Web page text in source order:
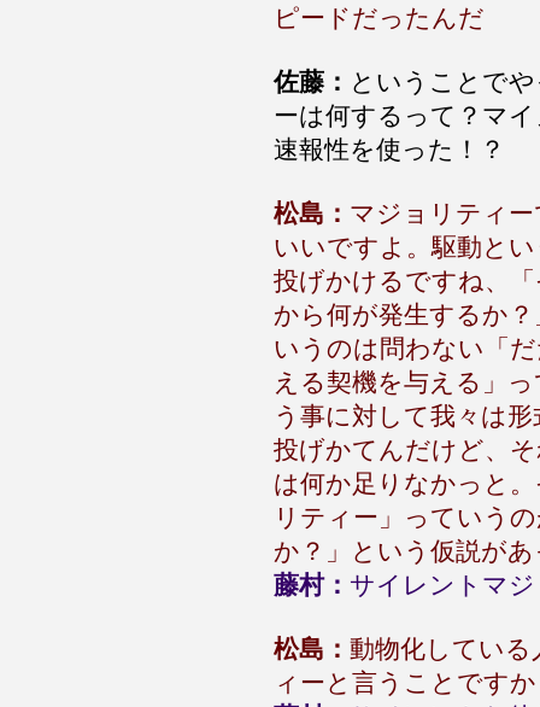
ピードだったんだ
佐藤： ということで
ーは何するって？マ
速報性を使った！？
松島： マジョリティ
いいですよ。駆動と
投げかけるですね、
から何が発生するか？
いうのは問わない「
える契機を与える」
う事に対して我々は形
投げかてんだけど、
は何か足りなかっと
リティー」っていう
か？」という仮説が
藤村： サイレントマ
松島： 動物化してい
ィーと言うことです